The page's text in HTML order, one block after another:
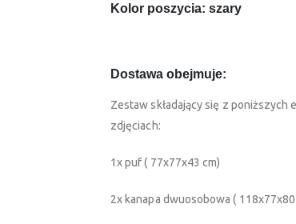
Kolor poszycia: szary
Dostawa obejmuje:
Zestaw składający się z
zdjęciach:
1x puf ( 77x77x43 cm)
2x kanapa dwuosobowa ( 118x77x80